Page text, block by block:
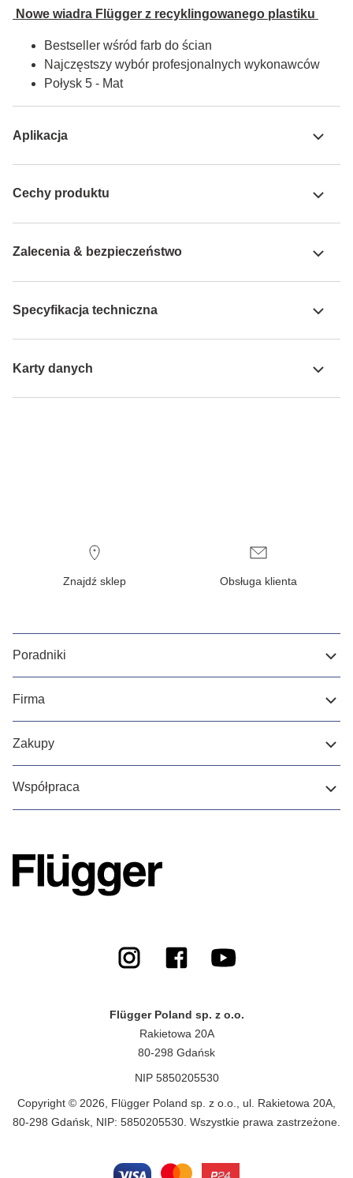
Nowe wiadra Flügger z recyklingowanego plastiku
Bestseller wśród farb do ścian
Najczęstszy wybór profesjonalnych wykonawców
Połysk 5 - Mat
Aplikacja
Cechy produktu
Zalecenia & bezpieczeństwo
Specyfikacja techniczna
Karty danych
Znajdź sklep Obsługa klienta
Poradniki
Firma
Zakupy
Współpraca
Flügger Poland sp. z o.o.
Rakietowa 20A
80-298 Gdańsk
NIP 5850205530
Copyright © 2026, Flügger Poland sp. z o.o., ul. Rakietowa 20A,
80-298 Gdańsk, NIP: 5850205530. Wszystkie prawa zastrzeżone.